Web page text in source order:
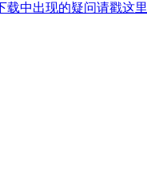
中出现的疑问请戳这里